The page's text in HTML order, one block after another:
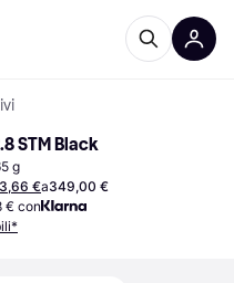
STM Black
g
€a349,00 €
€ con